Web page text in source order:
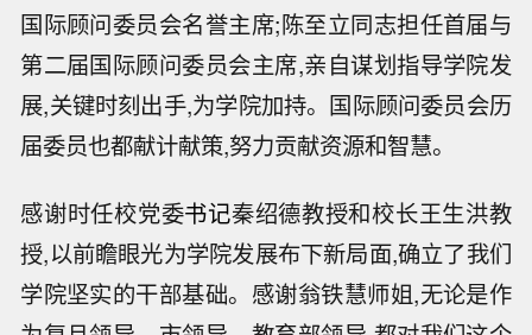
国际顾问委员会名誉主席;陈至立同志担任首届与
第二届国际顾问委员会主席,亲自谋划指导学院发
展,关键时刻出手,为学院加持。国际顾问委员会历
届委员也都献计献策,努力贡献资源和智慧。
感谢时任校党委书记秦绍德教授和校长王生洪教
授,以前瞻眼光为学院发展布下新局面,确立了我们
学院坚实的干部基础。感谢翁铁慧师姐,无论是作